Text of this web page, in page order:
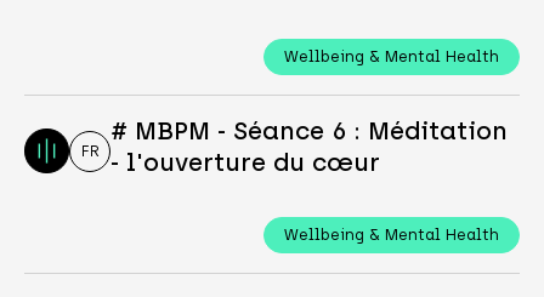
Wellbeing & Mental Health
FR
# MBPM - Séance 6 : Méditation
- l'ouverture du cœur
Wellbeing & Mental Health